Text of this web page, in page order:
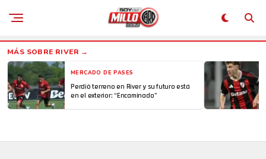
MERCADO DE PASES
Perdió terreno en River y su futuro está
en el exterior: “Encaminado”